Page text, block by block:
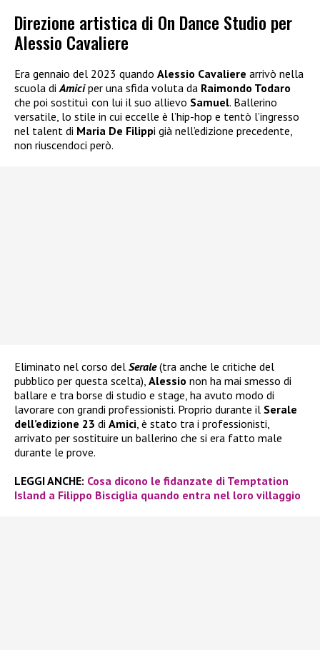
Direzione artistica di On Dance Studio per
Alessio Cavaliere
Era gennaio del 2023 quando Alessio Cavaliere arrivò nella
scuola diAmiciper una sfida voluta da Raimondo Todaro
che poi sostituì con lui il suo allievo Samuel. Ballerino
versatile, lo stile in cui eccelle è l’hip-hop e tentò l’ingresso
nel talent di Maria De Filippi già nell’edizione precedente,
non riuscendoci però.
Eliminato nel corso del Serale(tra anche le critiche del
pubblico per questa scelta), Alessio non ha mai smesso di
ballare e tra borse di studio e stage, ha avuto modo di
lavorare con grandi professionisti. Proprio durante il Serale
dell’edizione 23 di Amici, è stato tra i professionisti,
arrivato per sostituire un ballerino che si era fatto male
durante le prove.
LEGGI ANCHE: Cosa dicono le fidanzate di Temptation
Island a Filippo Bisciglia quando entra nel loro villaggio